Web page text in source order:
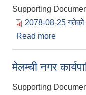
Supporting
2078-08-25 गतेको
Read more
मेलम्ची नगर
Supporting